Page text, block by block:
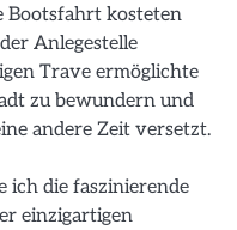
Bootsfahrt kosteten
Anlegestelle
Trave ermöglichte
zu bewundern und
andere Zeit versetzt.
die faszinierende
einzigartigen